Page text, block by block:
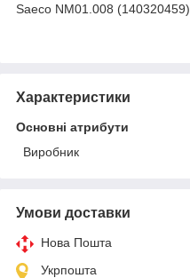
Saeco NM01.008 (140320459)
Характеристики
Основні атрибути
Виробник
Умови доставки
Нова Пошта
Укрпошта